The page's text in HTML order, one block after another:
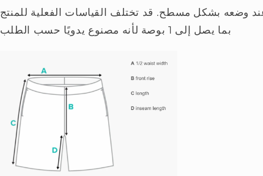
وضعه بشكل مسطح. قد تختلف القياسات الفعلية للمنتج
بما يصل إلى 1 بوصة لأنه مصنوع يدويًا حسب الطلب